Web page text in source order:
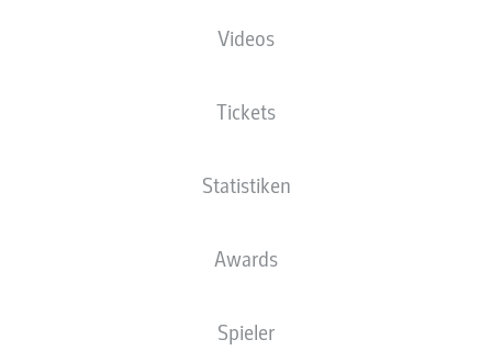
Videos
Tickets
Statistiken
Awards
Spieler
STATISTIK SAISON